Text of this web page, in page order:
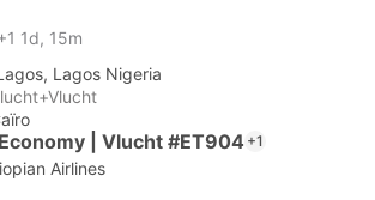
1d, 15m
Lagos Nigeria
Economy | Vlucht #ET904 +1
Airlines